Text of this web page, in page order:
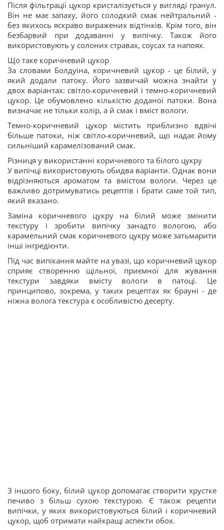
Після фільтрації цукор кристалізується у вигляді гранул.
Він не має запаху, його солодкий смак нейтральний -
без якихось яскраво виражених відтінків. Крім того, він
безбарвий при додаванні у випічку. Також його
використовують у солоних стравах, соусах та напоях.
Що таке коричневий цукор
За словами Болдуіна, коричневий цукор - це білий, у
який додали патоку. Його зазвичай можна знайти у
двох варіантах: світло-коричневий і темно-коричневий
цукор. Це обумовлено кількістю доданої патоки. Вона
визначає не тільки колір, а й смак і вміст вологи.
Темно-коричневий цукор містить приблизно вдвічі
більше патоки, ніж світло-коричневий, що надає йому
сильніший карамелізований смак.
Різниця у використанні коричневого та білого цукру
У випічці використовують обидва варіанти. Однак вони
відрізняються ароматом та вмістом вологи. Через це
важливо дотримуватись рецептів і брати саме той тип,
який вказано.
Заміна коричневого цукру на білий може змінити
текстуру і зробити випічку занадто вологою, або
карамельний смак коричневого цукру може затьмарити
інші інгредієнти.
Під час випікання майте на увазі, що коричневий цукор
сприяє створенню щільної, приємної для жування
текстури завдяки вмісту вологи в патоці. Це
принципово, зокрема, у таких рецептах як брауні - де
ніжна волога текстура є особливістю десерту.
З іншого боку, білий цукор допомагає створити хрустке
печиво з більш сухою текстурою. Є також рецепти
випічки, у яких використовуються білий і коричневий
цукор, щоб отримати найкращі аспекти обох.